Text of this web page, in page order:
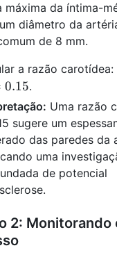
máxima da íntima-
diâmetro da
de 8 mm.
a razão carotídea:
0.15.
Uma razão
sugere um
das paredes da
uma
de potencial
2: Monitorando